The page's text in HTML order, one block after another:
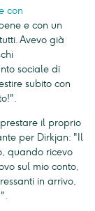
con
e con un
Avevo già
sociale di
subito con
il proprio
per Dirkjan: "Il
quando ricevo
sul mio conto,
in arrivo,